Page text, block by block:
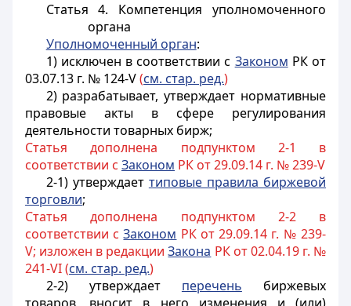
Статья 4. Компетенция уполномоченного
органа
Уполномоченный орган:
1) исключен в соответствии с Законом РК от
03.07.13 г. № 124-V(см. стар. ред.)
2) разрабатывает, утверждает нормативные
правовые акты в сфере регулирования
деятельности товарных бирж;
Статья дополнена подпунктом 2-1 в
соответствии с Законом РК от 29.09.14 г. № 239-V
2-1) утверждает типовые правила биржевой
торговли;
Статья дополнена подпунктом 2-2 в
соответствии сЗаконом РК от 29.09.14 г. № 239-
V; изложен в редакцииЗакона РК от 02.04.19 г. №
241-VI (см. стар. ред.)
2-2) утверждает перечень биржевых